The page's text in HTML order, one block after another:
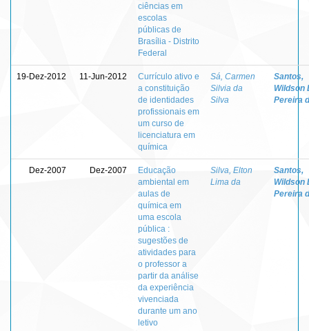
ciências em
escolas
públicas de
Brasília - Distrito
Federal
19-Dez-2012 11-Jun-2012
Currículo ativo e
a constituição
de identidades
profissionais em
um curso de
licenciatura em
química
Sá, Carmen
Silvia da
Silva
Santos,
Wildson
Pereira
Dez-2007 Dez-2007
Educação
ambiental em
aulas de
química em
uma escola
pública :
sugestões de
atividades para
o professor a
partir da análise
da experiência
vivenciada
durante um ano
letivo
Silva, Elton
Lima da
Santos,
Wildson
Pereira